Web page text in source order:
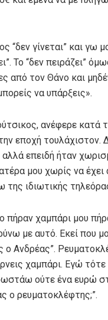
“δεν γίνεται” και γω
Το “δεν πειράζει”
από τον Θάνο και
να υπάρξεις».
ανέφερε κατά
εποχή τουλάχιστον.
επειδή ήταν
μου χωρίς να έχει
ιδιωτικής
πήραν χαμπάρι μου
με αυτό. Εκεί που
Ανδρέας”.
χαμπάρι. Εγώ
ούτε ένα ευρώ
ο ρευματοκλέφτης;”.